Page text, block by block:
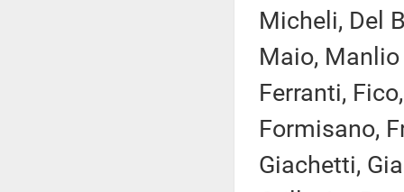
Micheli, Del
Maio, Manlio
Ferranti,
Formisano,
Giachetti,